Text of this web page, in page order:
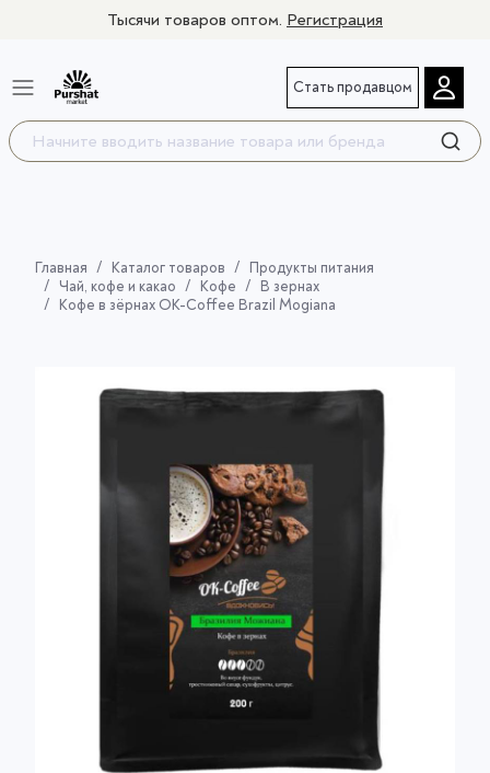
Тысячи товаров оптом. Регистрация
Стать продавцом
Главная Каталог товаров
Продукты питания
Чай, кофе и какао
Кофе
В зернах
Кофе в зёрнах OK-Coffee Brazil Mogiana